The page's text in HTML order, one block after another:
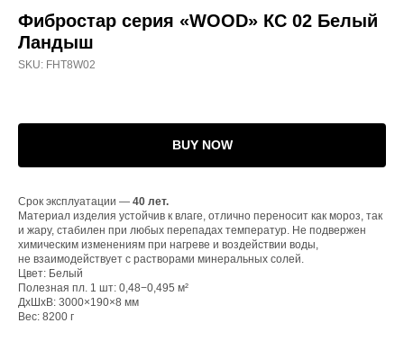
Фибростар серия «WOOD» КС 02 Белый
Ландыш
SKU: FHT8W02
BUY NOW
Срок эксплуатации — 40 лет.
Материал изделия устойчив к влаге, отлично переносит как мороз, так
и жару, стабилен при любых перепадах температур. Не подвержен
химическим изменениям при нагреве и воздействии воды,
не взаимодействует с растворами минеральных солей.
Цвет: Белый
Полезная пл. 1 шт: 0,48−0,495 м²
ДxШxВ: 3000×190×8 мм
Вес: 8200 г